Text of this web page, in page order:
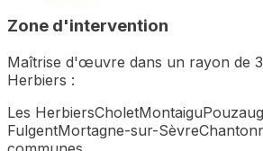
Zone d'intervention
Maîtrise d'œuvre dans un rayon de
Herbiers :
Les HerbiersCholetMontaigu
FulgentMortagne-sur-Sèvre